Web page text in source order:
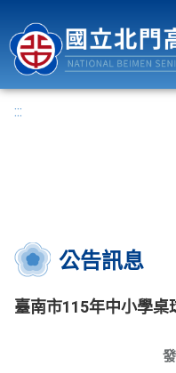
:::
公告訊息
臺南市115年中小學桌